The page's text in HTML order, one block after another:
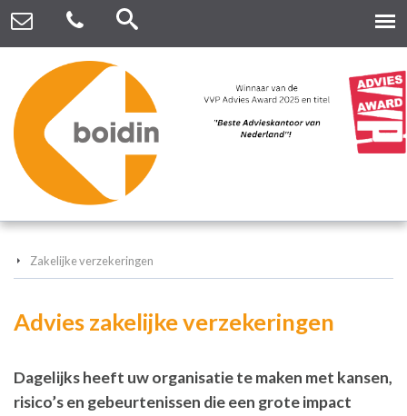
Zakelijke verzekeringen
Advies zakelijke verzekeringen
Dagelijks heeft uw organisatie te maken met kansen,
risico’s en gebeurtenissen die een grote impact